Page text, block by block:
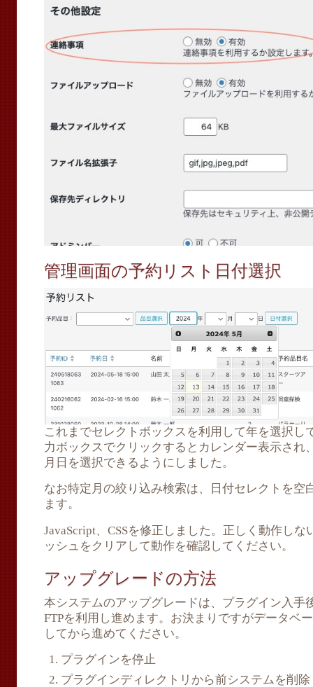
管理画面の予約リスト日付選択
これまでセレクトボックスを利用して年を選択し
力ボックスでクリックするとカレンダー表示され
月日を選択できるようにしました。
なお特定月の絞り込み検索は、日付セレクトを空
ます。
JavaScript、CSSを修正しました。正しく動作し
ッシュをクリアして動作を確認してください。
アップグレードの方法
本システムのアップグレードは、プラグイン入手
FTPを利用し進めます。お決まりですがデータベ
してから進めてください。
プラグインを停止
プラグインディレクトリから前システムを削除